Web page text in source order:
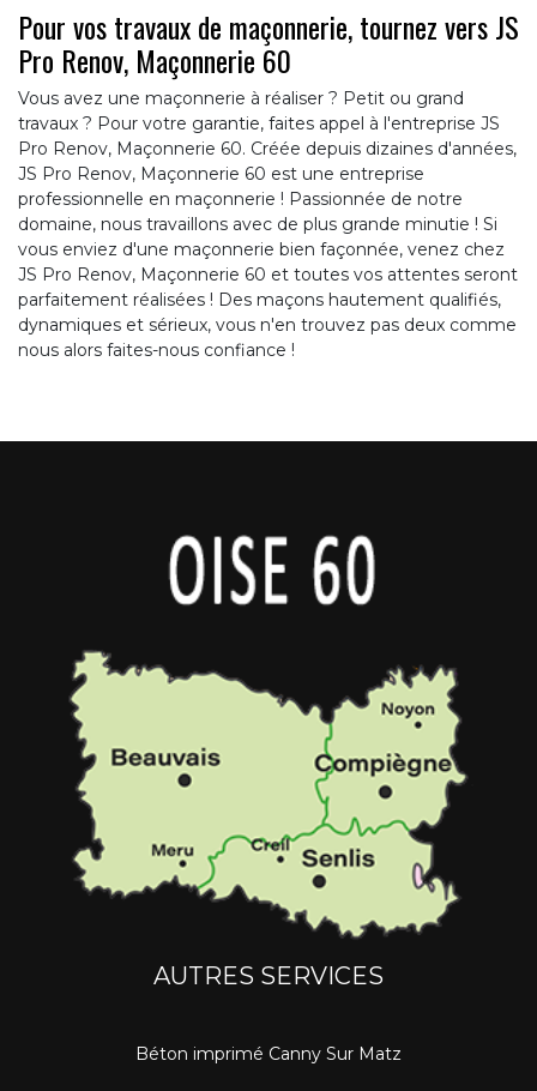
Pour vos travaux de maçonnerie, tournez vers JS
Pro Renov, Maçonnerie 60
Vous avez une maçonnerie à réaliser ? Petit ou grand
travaux ? Pour votre garantie, faites appel à l'entreprise JS
Pro Renov, Maçonnerie 60. Créée depuis dizaines d'années,
JS Pro Renov, Maçonnerie 60 est une entreprise
professionnelle en maçonnerie ! Passionnée de notre
domaine, nous travaillons avec de plus grande minutie ! Si
vous enviez d'une maçonnerie bien façonnée, venez chez
JS Pro Renov, Maçonnerie 60 et toutes vos attentes seront
parfaitement réalisées ! Des maçons hautement qualifiés,
dynamiques et sérieux, vous n'en trouvez pas deux comme
nous alors faites-nous confiance !
AUTRES SERVICES
Béton imprimé Canny Sur Matz